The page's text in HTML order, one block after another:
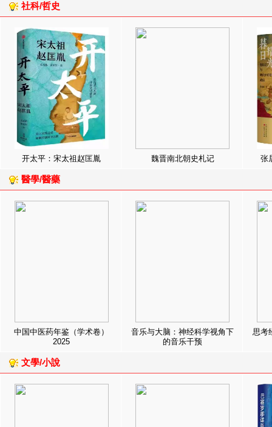
社科/哲史
开太平：宋太祖赵匡胤 魏晋南北朝史札记 张
醫學/醫藥
中国中医药年鉴（学术卷）
2025
音乐与大脑：神经科学视角下
的音乐干预
思考
文學/小說